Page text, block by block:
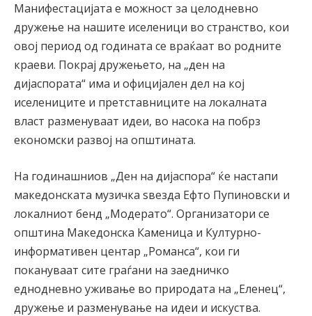
Манифестацијата е можност за целодневно
дружење на нашите иселеници во странство, кои
овој период од годината се враќаат во родните
краеви. Покрај дружењето, на „ден на
дијаспората“ има и официјален дел на кој
иселениците и претставниците на локалната
власт разменуваат идеи, во насока на побрз
економски развој на општината.
На годинашниов „Ден на дијаспора“ ќе настапи
македонската музичка ѕвезда Ефто Пупиновски и
локалниот бенд „Модерато“. Организатори се
општина Македонска Каменица и Културно-
информативен центар „Романса“, кои ги
покануваат сите граѓани на заедничко
еднодневно уживање во природата на „Еленец“,
дружење и разменување на идеи и искуства.